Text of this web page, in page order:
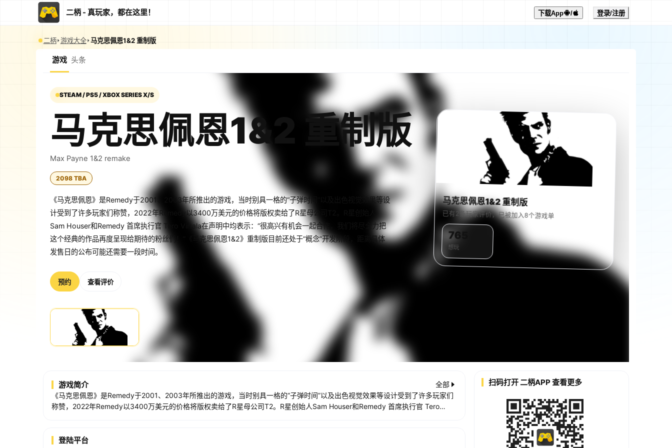
二柄 - 真玩家，都在这里！ 下载App / 登录/注册
二柄 游戏大全 马克思佩恩1&2 重制版
游戏 头条
STEAM / PS5 / XBOX SERIES X/S
马克思佩恩1&2 重制版
Max Payne 1&2 remake
2098 TBA
《马克思佩恩》是Remedy于2001、2003年所推出的游戏，当时别具一格的“子弹时间”以及出色视觉效果等设
计受到了许多玩家们称赞，2022年Remedy以3400万美元的价格将版权卖给了R星母公司T2。R星创始人
Sam Houser和Remedy 首席执行官 Tero Virtala在声明中均表示：“很高兴有机会一起合作，我们将尽全力把
这个经典的作品再度呈现给期待的粉丝们！”《马克思佩恩1&2》重制版目前还处于“概念”开发阶段，距离具体
发售日的公布可能还需要一段时间。
预约 查看评价
马克思佩恩1&2 重制版
已有2条玩家评价，已被加入8个游戏单
765
想玩
游戏简介
全部
《马克思佩恩》是Remedy于2001、2003年所推出的游戏，当时别具一格的“子弹时间”以及出色视觉效果等设计受到了许多玩家们
称赞，2022年Remedy以3400万美元的价格将版权卖给了R星母公司T2。R星创始人Sam Houser和Remedy 首席执行官 Tero
登陆平台
扫码打开 二柄APP 查看更多